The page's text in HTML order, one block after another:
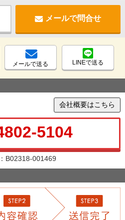
メールで問合せ
メールで送る LINEで送る
会社概要はこちら
5104
B02318-001469